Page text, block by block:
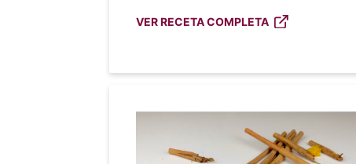
VER RECETA COMPLETA